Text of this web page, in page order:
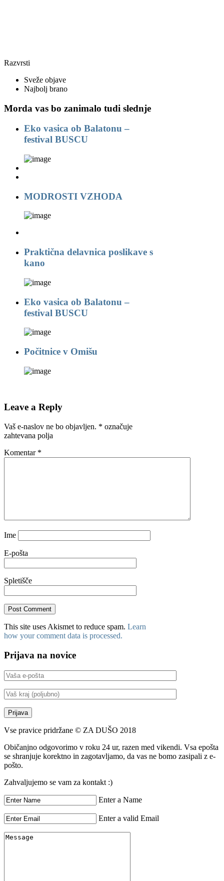
Razvrsti
Sveže objave
Najbolj brano
Morda vas bo zanimalo tudi slednje
Eko vasica ob Balatonu –
festival BUSCU
MODROSTI VZHODA
Praktična delavnica poslikave s
kano
Eko vasica ob Balatonu –
festival BUSCU
Počitnice v Omišu
Leave a Reply
Vaš e-naslov ne bo objavljen. * označuje
zahtevana polja
Komentar *
Ime
E-pošta
Spletišče
This site uses Akismet to reduce spam. Learn
how your comment data is processed.
Prijava na novice
Vse pravice pridržane © ZA DUŠO 2018
Običanjno odgovorimo v roku 24 ur, razen med vikendi. Vsa epošta
se shranjuje korektno in zagotavljamo, da vas ne bomo zasipali z e-
pošto.
Zahvaljujemo se vam za kontakt :)
Enter a Name
Enter a valid Email